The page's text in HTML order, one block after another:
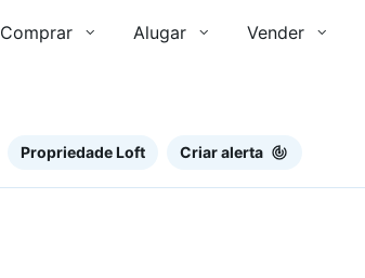
Comprar Alugar Vender
Propriedade Loft Criar alerta